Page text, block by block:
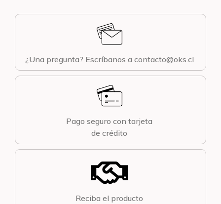
¿Una pregunta? Escríbanos a contacto@oks.cl
Pago seguro con tarjeta
de crédito
Reciba el producto